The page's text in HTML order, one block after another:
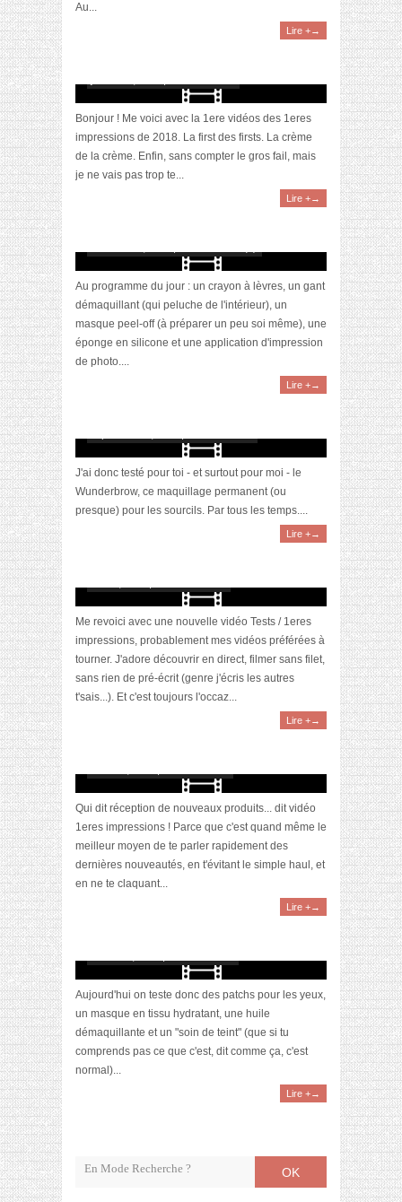
Au...
Lire +→
[Vidéo] 1eres impressions / Buzz: Tattoo brow
Bonjour ! Me voici avec la 1ere vidéos des 1eres
impressions de 2018. La first des firsts. La crème
de la crème. Enfin, sans compter le gros fail, mais
je ne vais pas trop te...
Lire +→
[Vidéo] 1eres impressions : masque peel-off,
Au programme du jour : un crayon à lèvres, un gant
démaquillant (qui peluche de l'intérieur), un
masque peel-off (à préparer un peu soi même), une
éponge en silicone et une application d'impression
de photo....
Lire +→
[Video] Wunderbrow, les sourcils permanents
J'ai donc testé pour toi - et surtout pour moi - le
Wunderbrow, ce maquillage permanent (ou
presque) pour les sourcils. Par tous les temps....
Lire +→
[Vidéo] 1eres impressions : Garancia, Glov,
Me revoici avec une nouvelle vidéo Tests / 1eres
impressions, probablement mes vidéos préférées à
tourner. J'adore découvrir en direct, filmer sans filet,
sans rien de pré-écrit (genre j'écris les autres
t'sais...). Et c'est toujours l'occaz...
Lire +→
[Video] 1eres impressions : Clinique, Kat Von
Qui dit réception de nouveaux produits... dit vidéo
1eres impressions ! Parce que c'est quand même le
meilleur moyen de te parler rapidement des
dernières nouveautés, en t'évitant le simple haul, et
en ne te claquant...
Lire +→
[Video] 1ères impressions (Nuxe, Garancia,
Aujourd'hui on teste donc des patchs pour les yeux,
un masque en tissu hydratant, une huile
démaquillante et un "soin de teint" (que si tu
comprends pas ce que c'est, dit comme ça, c'est
normal)...
Lire +→
OK